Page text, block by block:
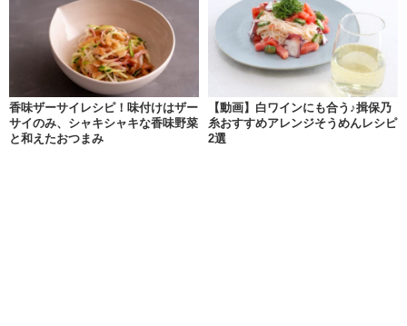
香味ザーサイレシピ！味付けはザー
サイのみ、シャキシャキな香味野菜
と和えたおつまみ
【動画】白ワインにも合う♪揖保乃
糸おすすめアレンジそうめんレシピ
2選